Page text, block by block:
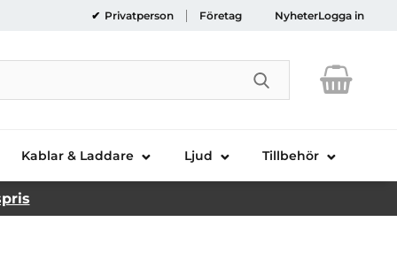
Privatperson Företag NyheterLogga in
Genomför
Kablar & Laddare Ljud Tillbehör